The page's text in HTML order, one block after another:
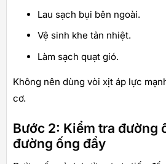
Lau sạch bụi bên ngoài.
Vệ sinh khe tản nhiệt.
Làm sạch quạt gió.
Không nên dùng vòi xịt áp lực
cơ.
Bước 2: Kiểm tra đường
đường ống đẩy